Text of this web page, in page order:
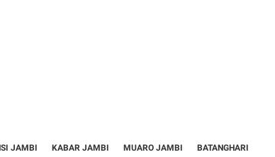
JAMBI KABAR JAMBI MUARO JAMBI BATANGHARI